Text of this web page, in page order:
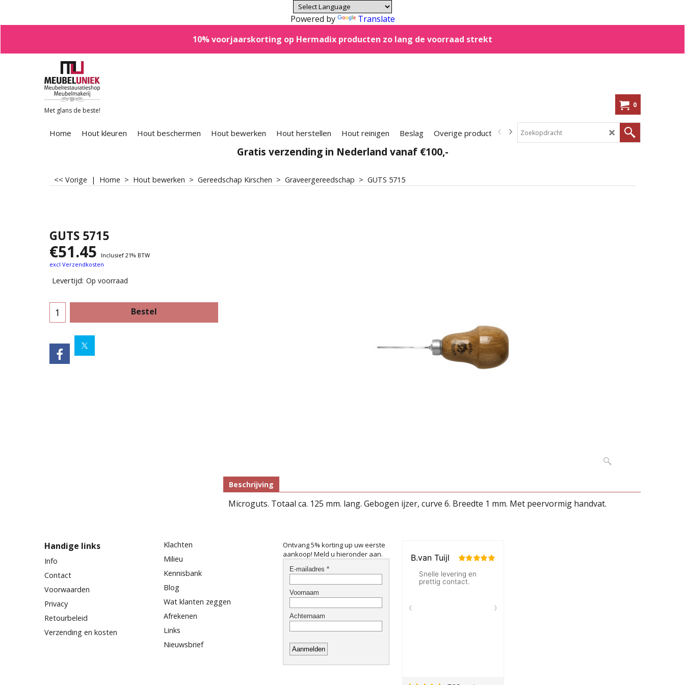
Powered by
Translate
10% voorjaarskorting op Hermadix producten zo lang de voorraad strekt
Met glans de beste!
0
Home Hout kleuren Hout beschermen Hout bewerken Hout herstellen Hout reinigen Beslag Overige producten In de aanbieding! Kennisbank Shoppen op
Gratis verzending in Nederland vanaf €100,-
<< Vorige | Home > Hout bewerken > Gereedschap Kirschen > Graveergereedschap > GUTS 5715
GUTS 5715
€51.45
Inclusief 21% BTW
excl Verzendkosten
Levertijd: Op voorraad
Bestel
Beschrijving
Microguts. Totaal ca. 125 mm. lang. Gebogen ijzer, curve 6. Breedte 1 mm. Met peervormig handvat.
Handige links
Info
Contact
Voorwaarden
Privacy
Retourbeleid
Verzending en kosten
Klachten
Milieu
Kennisbank
Blog
Wat klanten zeggen
Afrekenen
Links
Nieuwsbrief
Ontvang 5% korting up uw eerste
aankoop! Meld u hieronder aan.